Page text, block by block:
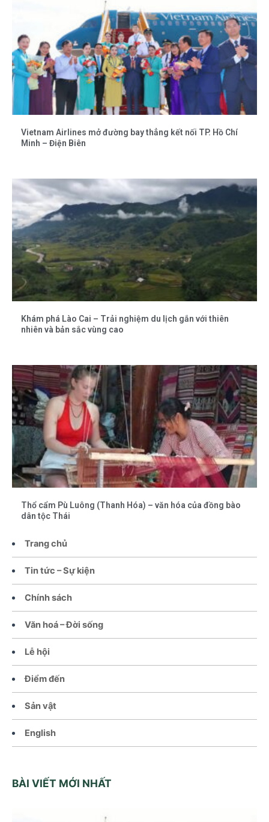
Trang chủ
Tin tức – Sự kiện
Chính sách
Văn hoá – Đời sống
Lễ hội
Điểm đến
Sản vật
English
BÀI VIẾT MỚI NHẤT
Vietnam Airlines mở đường bay thẳng kết nối TP. Hồ Chí
Minh – Điện Biên
Khám phá Lào Cai – Trải nghiệm du lịch gắn với thiên
nhiên và bản sắc vùng cao
Thổ cẩm Pù Luông (Thanh Hóa) – văn hóa của đồng bào
dân tộc Thái